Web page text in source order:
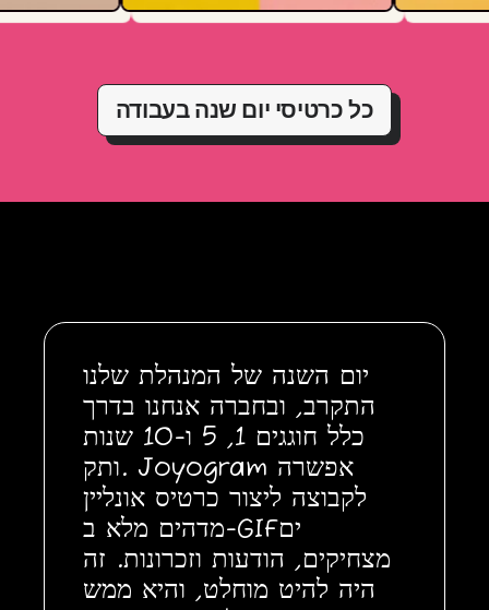
כל כרטיסי יום שנה בעבודה
יום השנה של המנהלת שלנו
התקרב, ובחברה אנחנו בדרך
כלל חוגגים 1, 5 ו-10 שנות
ותק. Joyogram אפשרה
לקבוצה ליצור כרטיס אונליין
מדהים מלא ב-GIFים
מצחיקים, הודעות וזכרונות. זה
היה להיט מוחלט, והיא ממש